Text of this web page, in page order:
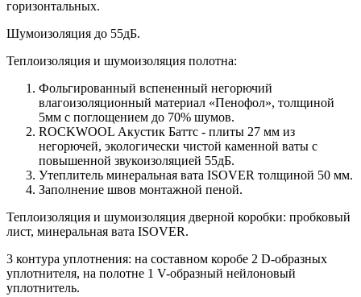
горизонтальных.
Шумоизоляция до 55дБ.
Теплоизоляция и шумоизоляция полотна:
Фольгированный вспененный негорючий
влагоизоляционный материал «Пенофол», толщиной
5мм с поглощением до 70% шумов.
ROCKWOOL Акустик Баттс - плиты 27 мм из
негорючей, экологически чистой каменной ваты с
повышенной звукоизоляцией 55дБ.
Утеплитель минеральная вата ISOVER толщиной 50 мм.
Заполнение швов монтажной пеной.
Теплоизоляция и шумоизоляция дверной коробки: пробковый
лист, минеральная вата ISOVER.
3 контура уплотнения: на составном коробе 2 D-образных
уплотнителя, на полотне 1 V-образный нейлоновый
уплотнитель.